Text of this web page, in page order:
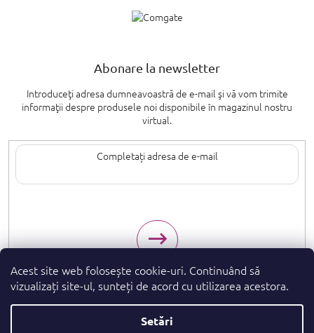
Acest site web folosește cookie-uri. Continuând să
vizualizați site-ul, sunteți de acord cu utilizarea acestora.
Setări
Abonare la newsletter
Introduceţi adresa dumneavoastră de e-mail şi vă vom trimite
informaţii despre produsele noi disponibile în magazinul nostru
virtual.
parfumeshop.ro